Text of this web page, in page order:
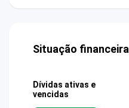
Situação financeira
Dívidas ativas e
vencidas